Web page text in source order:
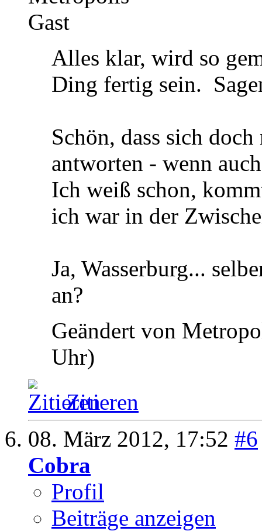
Gast
Alles klar, wird so
Ding fertig sein.
Schön, dass sich
antworten - wenn
Ich weiß schon,
ich war in der
Ja, Wasserburg...
an?
Geändert von
Uhr)
Zitieren
08. März 2012, 17:52 #6
Cobra
Profil
Beiträge anzeigen